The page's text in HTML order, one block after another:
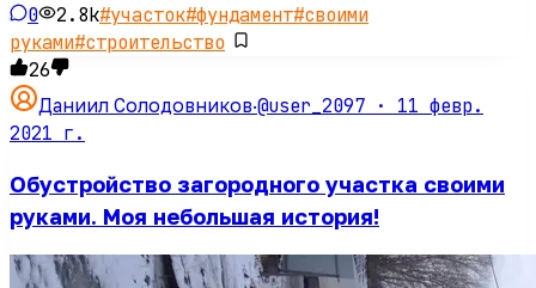
0 2.8k#участок#фундамент#своими
руками#строительство
26
Даниил Солодовников·@user_2097 · 11 февр.
2021 г.
Обустройство загородного участка своими
руками. Моя небольшая история!